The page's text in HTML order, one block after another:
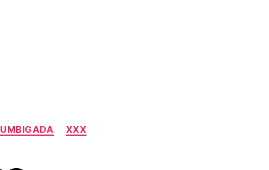
UMBIGADA XXX